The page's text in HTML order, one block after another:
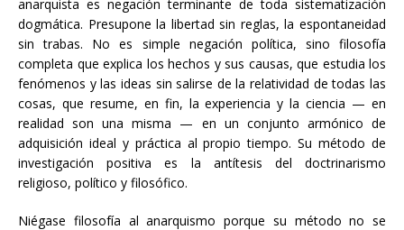
anarquista es negación terminante de toda sistematización
dogmática. Presupone la libertad sin reglas, la espontaneidad
sin trabas. No es simple negación política, sino filosofía
completa que explica los hechos y sus causas, que estudia los
fenómenos y las ideas sin salirse de la relatividad de todas las
cosas, que resume, en fin, la experiencia y la ciencia — en
realidad son una misma — en un conjunto armónico de
adquisición ideal y práctica al propio tiempo. Su método de
investigación positiva es la antítesis del doctrinarismo
religioso, político y filosófico.
Niégase filosofía al anarquismo porque su método no se